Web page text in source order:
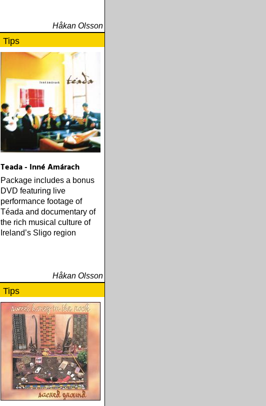
Håkan Olsson
Tips
Teada - Inné Amárach
Package includes a bonus
DVD featuring live
performance footage of
Téada and documentary of
the rich musical culture of
Ireland’s Sligo region
Håkan Olsson
Tips